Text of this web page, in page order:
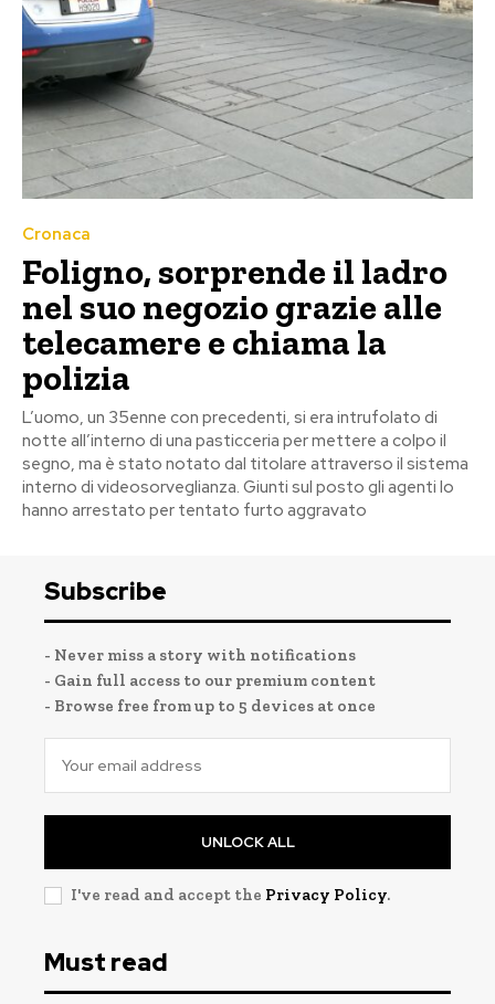
Cronaca
Foligno, sorprende il ladro
nel suo negozio grazie alle
telecamere e chiama la
polizia
L’uomo, un 35enne con precedenti, si era intrufolato di
notte all’interno di una pasticceria per mettere a colpo il
segno, ma è stato notato dal titolare attraverso il sistema
interno di videosorveglianza. Giunti sul posto gli agenti lo
hanno arrestato per tentato furto aggravato
Subscribe
- Never miss a story with notifications
- Gain full access to our premium content
- Browse free from up to 5 devices at once
UNLOCK ALL
I've read and accept the Privacy Policy.
Must read